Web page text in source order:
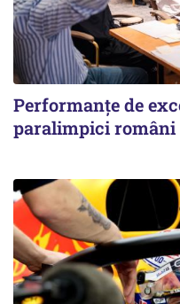
Performanțe de
paralimpici români